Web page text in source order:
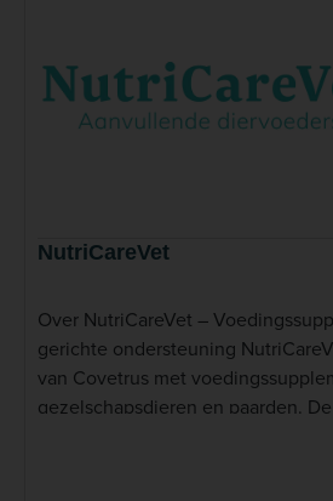
NutriCareVet
Over NutriCareVet –
gerichte ondersteuning
van Covetrus met
gezelschapsdieren en paarden.